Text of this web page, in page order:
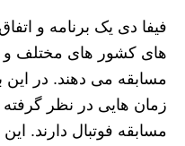
فیفا دی یک برنامه و
های کشور های مختلف و
مسابقه می دهند. در
زمان هایی در نظر
مسابقه فوتبال دارند.